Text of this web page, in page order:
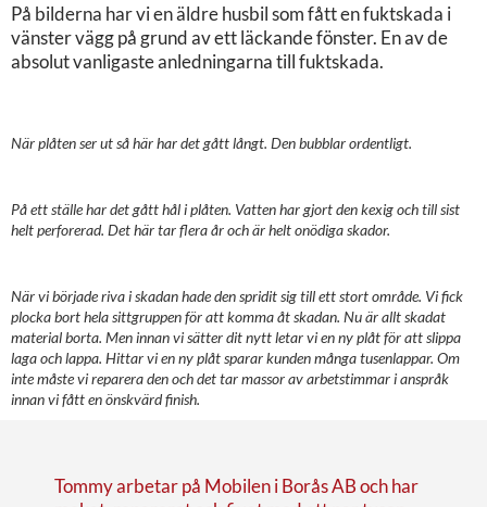
På bilderna har vi en äldre husbil som fått en fuktskada i
vänster vägg på grund av ett läckande fönster. En av de
absolut vanligaste anledningarna till fuktskada.
När plåten ser ut så här har det gått långt. Den bubblar ordentligt.
På ett ställe har det gått hål i plåten. Vatten har gjort den kexig och till sist
helt perforerad. Det här tar flera år och är helt onödiga skador.
När vi började riva i skadan hade den spridit sig till ett stort område. Vi fick
plocka bort hela sittgruppen för att komma åt skadan. Nu är allt skadat
material borta. Men innan vi sätter dit nytt letar vi en ny plåt för att slippa
laga och lappa. Hittar vi en ny plåt sparar kunden många tusenlappar. Om
inte måste vi reparera den och det tar massor av arbetstimmar i anspråk
innan vi fått en önskvärd finish.
Tommy arbetar på Mobilen i Borås AB och har